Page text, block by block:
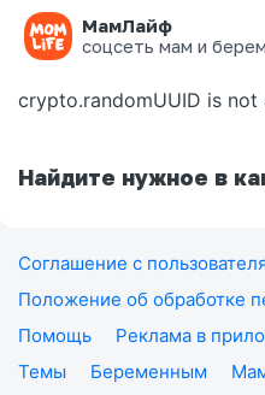
МамЛайф
соцсеть мам и
Ошибка на
crypto.randomUUID is not
Найдите нужное в
Соглашение с
Положение об обработке
Помощь
Реклама в
Темы
Беременным